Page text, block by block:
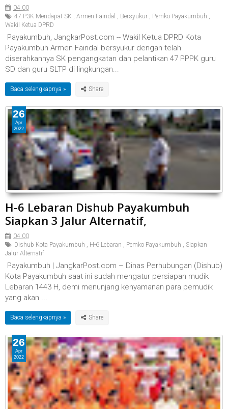
04.00
47 P3K Mendapat SK , Armen Faindal , Bersyukur , Pemko Payakumbuh ,
Wakil Ketua DPRD
Payakumbuh, JangkarPost.com -- Wakil Ketua DPRD Kota
Payakumbuh Armen Faindal bersyukur dengan telah
diserahkannya SK pengangkatan dan pelantikan 47 PPPK guru
SD dan guru SLTP di lingkungan...
Baca selengkapnya »
H-6 Lebaran Dishub Payakumbuh
Siapkan 3 Jalur Alternatif,
04.00
Dishub Kota Payakumbuh , H-6 Lebaran , Pemko Payakumbuh , Siapkan
Jalur Alternatif
Payakumbuh | JangkarPost.com – Dinas Perhubungan (Dishub)
Kota Payakumbuh saat ini sudah mengatur persiapan mudik
Lebaran 1443 H, demi menunjang kenyamanan para pemudik
yang akan ...
Baca selengkapnya »
26
Apr
2022
26
Apr
2022